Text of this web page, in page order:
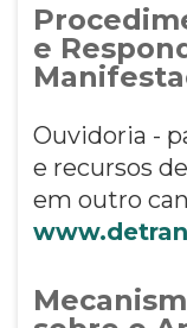
e
Ouvidoria -
e recursos
em outro